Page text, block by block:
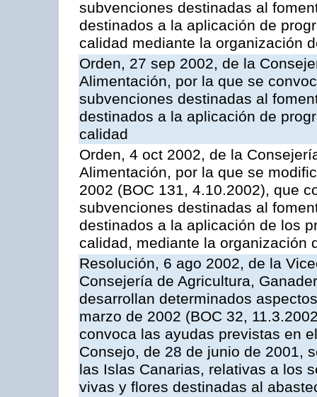
subvenciones destinadas al
destinados a la aplicación de
calidad mediante la organización
Orden, 27 sep 2002, de la
Alimentación, por la que se
subvenciones destinadas al
destinados a la aplicación de
calidad
Orden, 4 oct 2002, de la
Alimentación, por la que se
2002 (BOC 131, 4.10.2002), que
subvenciones destinadas al
destinados a la aplicación de los
calidad, mediante la organización
Resolución, 6 ago 2002, de la
Consejería de Agricultura,
desarrollan determinados
marzo de 2002 (BOC 32,
convoca las ayudas previstas en
Consejo, de 28 de junio de 2001,
las Islas Canarias, relativas a los
vivas y flores destinadas al